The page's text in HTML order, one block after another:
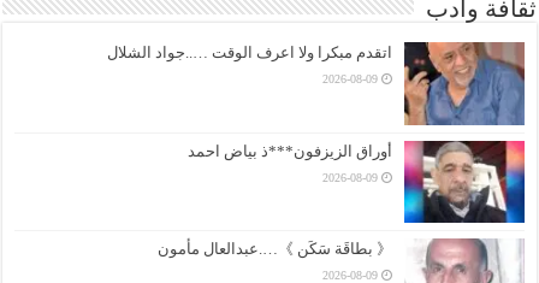
ثقافة وادب
اتقدم مبكرا ولا اعرف الوقت …..جواد الشلال
2026-08-09
أوراق الزيزفون***ذ بياض احمد
2026-08-09
《 بطاقَة سَكَن 》….عبدالعال مأمون
2026-08-09